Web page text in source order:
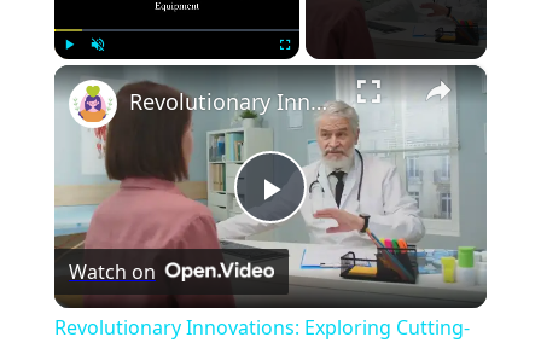
×
Play
Video
Revolutionary Innovations: Exploring Cutting-Edge Medical Devices & Equipment
Watch on
Revolutionary Innovations: Exploring Cutting-